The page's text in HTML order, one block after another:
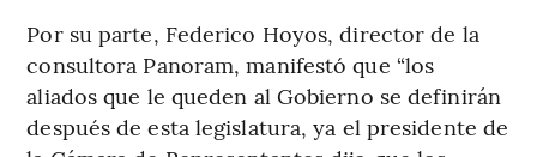
Por su parte, Federico Hoyos, director de la
consultora Panoram, manifestó que “los
aliados que le queden al Gobierno se definirán
después de esta legislatura, ya el presidente de